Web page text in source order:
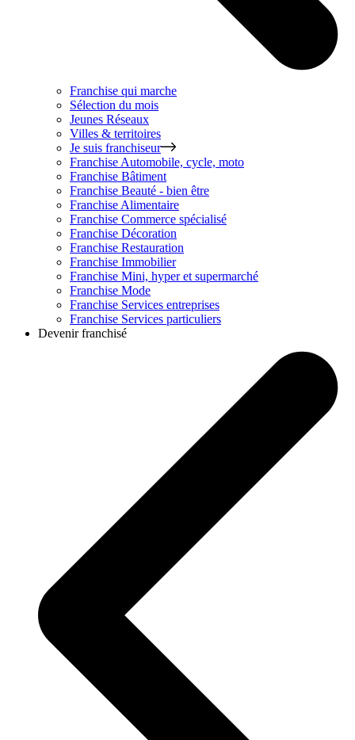
Franchise qui marche
Sélection du mois
Jeunes Réseaux
Villes & territoires
Je suis franchiseur
Franchise Automobile, cycle, moto
Franchise Bâtiment
Franchise Beauté - bien être
Franchise Alimentaire
Franchise Commerce spécialisé
Franchise Décoration
Franchise Restauration
Franchise Immobilier
Franchise Mini, hyper et supermarché
Franchise Mode
Franchise Services entreprises
Franchise Services particuliers
Devenir franchisé